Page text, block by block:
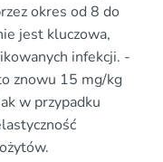
okres od 8 do
jest kluczowa,
infekcji. -
znowu 15 mg/kg
w przypadku